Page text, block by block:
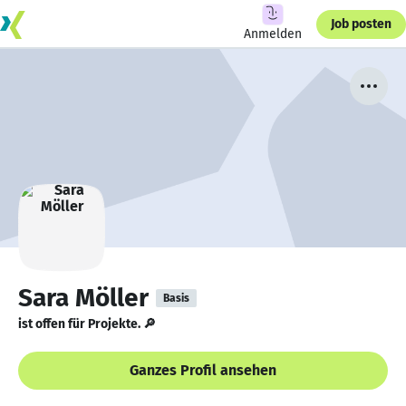
Anmelden
Job posten
Sara Möller Basis
ist offen für Projekte. 🔎
Ganzes Profil ansehen